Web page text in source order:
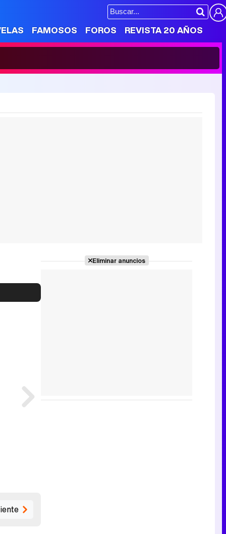
FAMOSOS FOROS REVISTA 20 AÑOS
Eliminar anuncios